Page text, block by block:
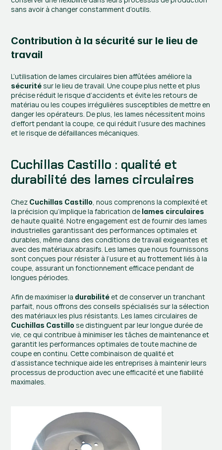
sans avoir à changer constamment d’outils.
Contribution à la sécurité sur le lieu de
travail
sécurité sur le lieu de travail. Une coupe plus nette et plus
précise réduit le risque d’accidents et évite les retours de
matériau ou les coupes irrégulières susceptibles de mettre en
danger les opérateurs. De plus, les lames nécessitent moins
d’effort pendant la coupe, ce qui réduit l’usure des machines
et le risque de défaillances mécaniques.
Cuchillas Castillo : qualité et
durabilité des lames circulaires
Chez Cuchillas Castillo, nous comprenons la complexité et
la précision qu’implique la fabrication de lames circulaires
de haute qualité. Notre engagement est de fournir des lames
industrielles garantissant des performances optimales et
durables, même dans des conditions de travail exigeantes et
avec des matériaux abrasifs. Les lames que nous fournissons
sont conçues pour résister à l’usure et au frottement liés à la
coupe, assurant un fonctionnement efficace pendant de
longues périodes.
Afin de maximiser la durabilité et de conserver un tranchant
parfait, nous offrons des conseils spécialisés sur la sélection
Cuchillas Castillo se distinguent par leur longue durée de
vie, ce qui contribue à minimiser les tâches de maintenance et
garantit les performances optimales de toute machine de
coupe en continu. Cette combinaison de qualité et
d’assistance technique aide les entreprises à maintenir leurs
processus de production avec une efficacité et une fiabilité
maximales.